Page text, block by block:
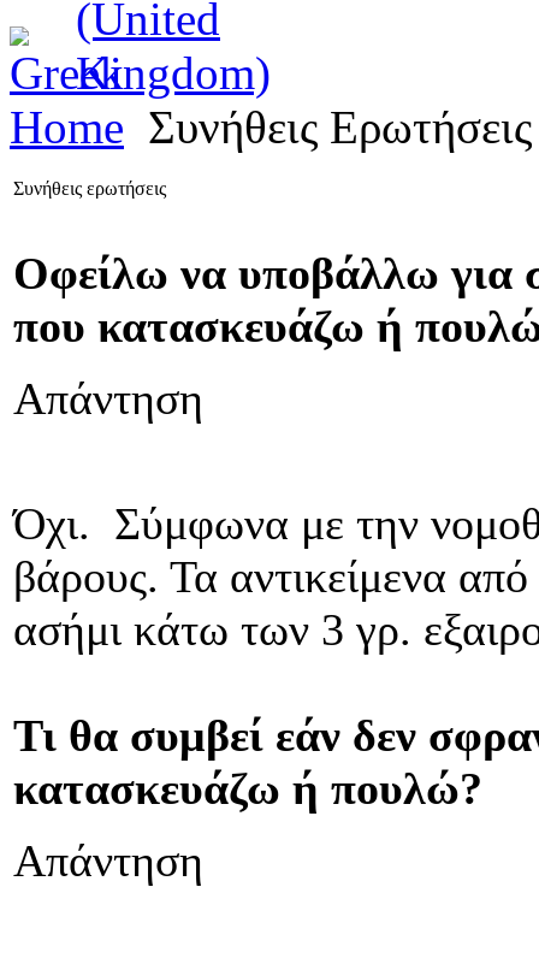
Home Συνήθεις Ερωτήσεις
Συνήθεις ερωτήσεις
Οφείλω να υποβάλλω για
που κατασκευάζω ή
Απάντηση
Όχι. Σύμφωνα με την
βάρους. Τα αντικείμενα
ασήμι κάτω των 3 γρ.
Τι θα συμβεί εάν δεν
κατασκευάζω ή πουλώ?
Απάντηση